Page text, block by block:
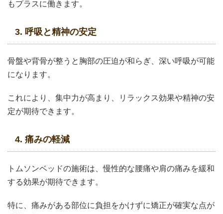
もプラスに働きます。
3. 呼吸と精神の安定
骨盤や背骨が整うと胸部の圧迫が和らぎ、深い呼吸が可能
になります。
これにより、集中力が高まり、リラックス効果や精神の安
定が期待できます。
4. 痛みの軽減
トムソンベッドの施術は、慢性的な腰痛や肩の痛みを緩和
する効果が期待できます。
特に、痛みがある部位に負担をかけずに矯正が確実な点が